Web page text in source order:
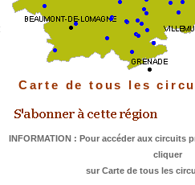
Carte de tous les
INFORMATION : Pour accéder aux circuits
cliquer
sur Carte de tous les